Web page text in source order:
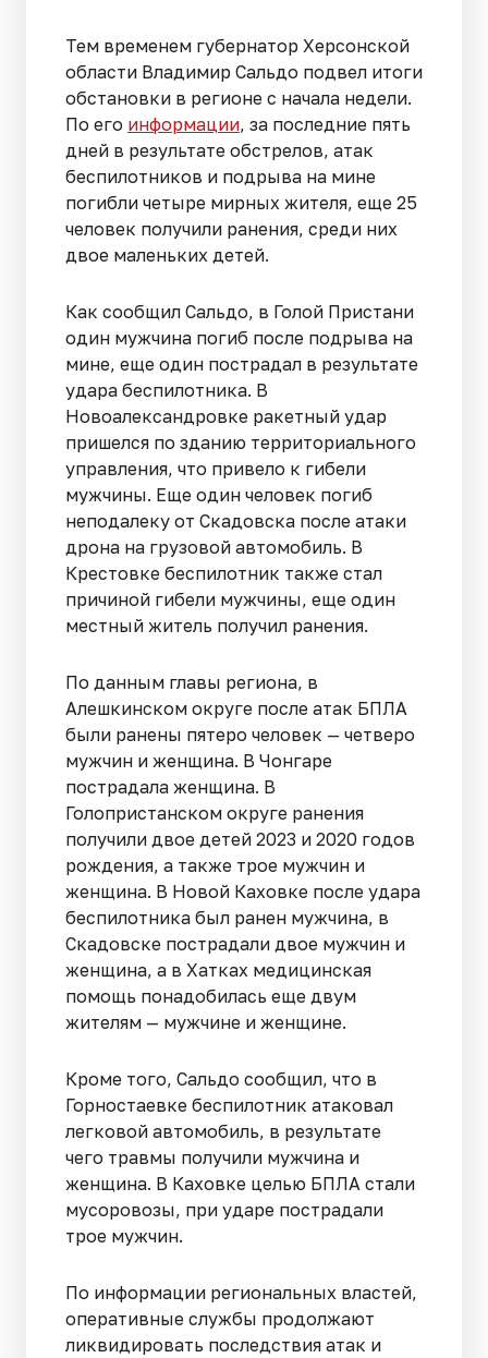
Тем временем губернатор Херсонской
области Владимир Сальдо подвел итоги
обстановки в регионе с начала недели.
По его информации, за последние пять
дней в результате обстрелов, атак
беспилотников и подрыва на мине
погибли четыре мирных жителя, еще 25
человек получили ранения, среди них
двое маленьких детей.
Как сообщил Сальдо, в Голой Пристани
один мужчина погиб после подрыва на
мине, еще один пострадал в результате
удара беспилотника. В
Новоалександровке ракетный удар
пришелся по зданию территориального
управления, что привело к гибели
мужчины. Еще один человек погиб
неподалеку от Скадовска после атаки
дрона на грузовой автомобиль. В
Крестовке беспилотник также стал
причиной гибели мужчины, еще один
местный житель получил ранения.
По данным главы региона, в
Алешкинском округе после атак БПЛА
были ранены пятеро человек — четверо
мужчин и женщина. В Чонгаре
пострадала женщина. В
Голопристанском округе ранения
получили двое детей 2023 и 2020 годов
рождения, а также трое мужчин и
женщина. В Новой Каховке после удара
беспилотника был ранен мужчина, в
Скадовске пострадали двое мужчин и
женщина, а в Хатках медицинская
помощь понадобилась еще двум
жителям — мужчине и женщине.
Кроме того, Сальдо сообщил, что в
Горностаевке беспилотник атаковал
легковой автомобиль, в результате
чего травмы получили мужчина и
женщина. В Каховке целью БПЛА стали
мусоровозы, при ударе пострадали
трое мужчин.
По информации региональных властей,
оперативные службы продолжают
ликвидировать последствия атак и